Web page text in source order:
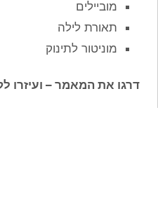
מוביילים
תאורת לילה
מוניטור לתינוק
דרגו את המאמר – ועיזרו